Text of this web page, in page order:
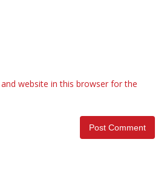
website in this browser for the